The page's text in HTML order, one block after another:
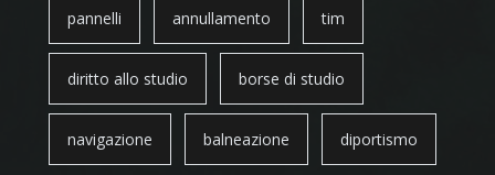
pannelli annullamento tim
diritto allo studio borse di studio
navigazione balneazione diportismo